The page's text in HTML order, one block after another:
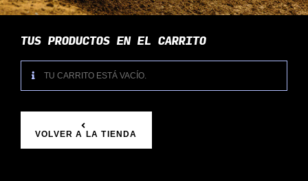
TUS PRODUCTOS EN EL CARRITO
TU CARRITO ESTÁ VACÍO.
VOLVER A LA TIENDA